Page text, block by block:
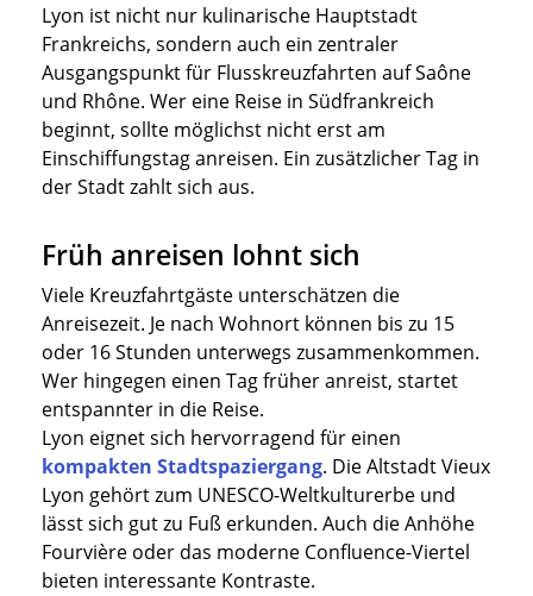
Lyon ist nicht nur kulinarische Hauptstadt
Frankreichs, sondern auch ein zentraler
Ausgangspunkt für Flusskreuzfahrten auf Saône
und Rhône. Wer eine Reise in Südfrankreich
beginnt, sollte möglichst nicht erst am
Einschiffungstag anreisen. Ein zusätzlicher Tag in
der Stadt zahlt sich aus.
Früh anreisen lohnt sich
Viele Kreuzfahrtgäste unterschätzen die
Anreisezeit. Je nach Wohnort können bis zu 15
oder 16 Stunden unterwegs zusammenkommen.
Wer hingegen einen Tag früher anreist, startet
entspannter in die Reise.
Lyon eignet sich hervorragend für einen
kompakten Stadtspaziergang. Die Altstadt Vieux
Lyon gehört zum UNESCO-Weltkulturerbe und
lässt sich gut zu Fuß erkunden. Auch die Anhöhe
Fourvière oder das moderne Confluence-Viertel
bieten interessante Kontraste.